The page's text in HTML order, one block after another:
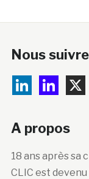
Nous
A propos
18 ans après sa
CLIC est